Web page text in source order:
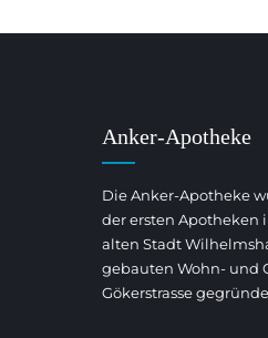
Anker-Apotheke
Die Anker-Apotheke
der ersten Apotheken
alten Stadt
gebauten Wohn- und
Gökerstrasse